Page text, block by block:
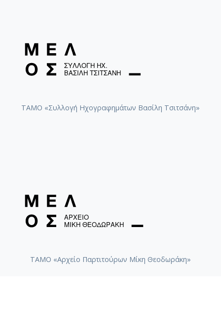
ΤΑΜΟ «Συλλογή Ηχογραφημάτων Βασίλη Τσιτσάνη»
ΤΑΜΟ «Αρχείο Παρτιτούρων Μίκη Θεοδωράκη»